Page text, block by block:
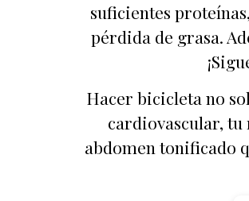
suficientes
pérdida de grasa.
Hacer bicicleta no
cardiovascular, tu
abdomen tonificado